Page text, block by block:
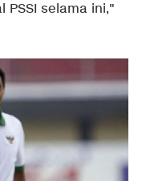
selama ini,"